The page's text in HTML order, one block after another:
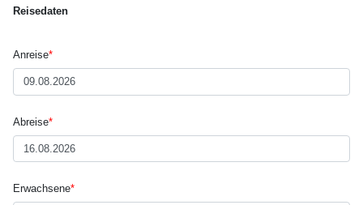
Reisedaten
Anreise*
Abreise*
Erwachsene*